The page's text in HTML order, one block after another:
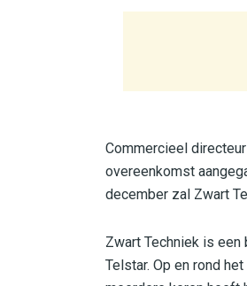
Commercieel
overeenkomst
december zal Zwart
Zwart Techniek is
Telstar. Op en rond